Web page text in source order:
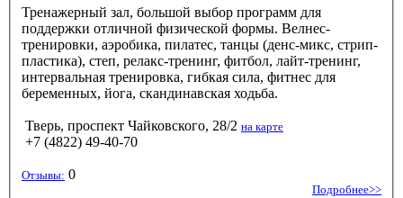
Тренажерный зал, большой выбор программ для
поддержки отличной физической формы. Велнес-
тренировки, аэробика, пилатес, танцы (денс-микс, стрип-
пластика), степ, релакс-тренинг, фитбол, лайт-тренинг,
интервальная тренировка, гибкая сила, фитнес для
беременных, йога, скандинавская ходьба.
Тверь, проспект Чайковского, 28/2 на карте
+7 (4822) 49-40-70
Отзывы: 0
Подробнее>>